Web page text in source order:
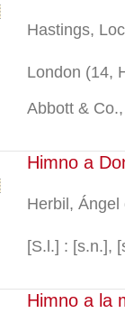
Hastings,
London (14,
Abbott &
Himno a
Herbil, Ángel
[S.l.] : [s.n.],
Himno a la